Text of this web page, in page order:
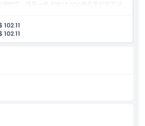
物馆，这是一处占地23,000平方英尺的互动
主题区：幻觉区、阿拉伯区、埃及区、水世
作世界、幻想区、丛林区和幽默区
意姿势，工作人员提供拍照协助，并可使用咖
，支持无现金支付，可在多个餐饮点和美食广
）
102.11
102.11